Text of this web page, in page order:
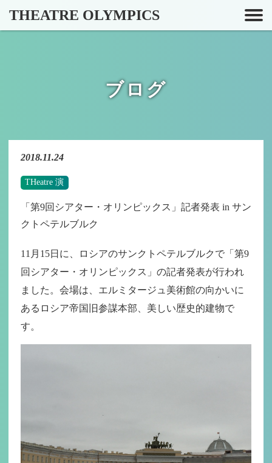
THEATRE OLYMPICS
ブログ
2018.11.24
THeatre 演
「第9回シアター・オリンピックス」記者発表 in サン
クトペテルブルク
11月15日に、ロシアのサンクトペテルブルクで「第9
回シアター・オリンピックス」の記者発表が行われ
ました。会場は、エルミタージュ美術館の向かいに
あるロシア帝国旧参謀本部、美しい歴史的建物で
す。